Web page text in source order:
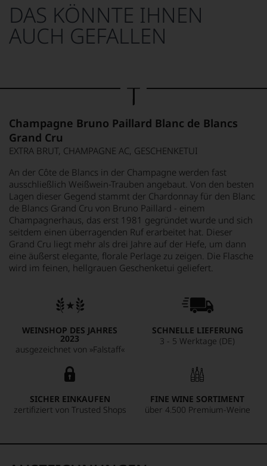
DAS KÖNNTE IHNEN
AUCH GEFALLEN
Champagne Bruno Paillard Blanc de Blancs
Grand Cru
EXTRA BRUT, CHAMPAGNE AC, GESCHENKETUI
An der Côte de Blancs in der Champagne werden fast
ausschließlich Weißwein-Trauben angebaut. Von den besten
Lagen dieser Gegend stammt der Chardonnay für den Blanc
de Blancs Grand Cru von Bruno Paillard - einem
Champagnerhaus, das erst 1981 gegründet wurde und sich
seitdem einen überragenden Ruf erarbeitet hat. Dieser
Grand Cru liegt mehr als drei Jahre auf der Hefe, um dann
eine äußerst elegante, florale Perlage zu zeigen. Die Flasche
wird im feinen, hellgrauen Geschenketui geliefert.
WEINSHOP DES JAHRES
2023
ausgezeichnet von »Falstaff«
SCHNELLE LIEFERUNG
3 - 5 Werktage (DE)
SICHER EINKAUFEN
zertifiziert von Trusted Shops
FINE WINE SORTIMENT
über 4.500 Premium-Weine